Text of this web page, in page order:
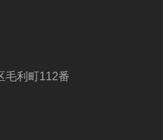
利町112番